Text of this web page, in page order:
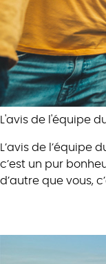
L'avis de l'équipe
L’avis de
c’est un pur
d’autre que vous,